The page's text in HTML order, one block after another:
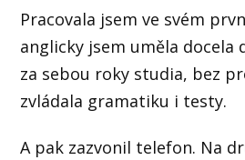
Pracovala jsem ve svém
anglicky jsem uměla docela
za sebou roky studia, bez
zvládala gramatiku i testy.
A pak zazvonil telefon. Na